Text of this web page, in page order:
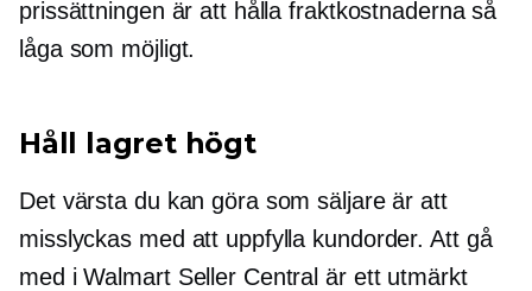
prissättningen är att hålla fraktkostnaderna så
låga som möjligt.
Håll lagret högt
Det värsta du kan göra som säljare är att
misslyckas med att uppfylla kundorder. Att gå
med i Walmart Seller Central är ett utmärkt